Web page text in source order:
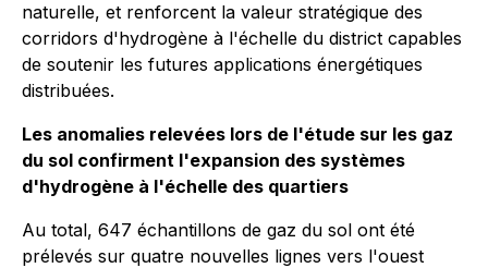
naturelle, et renforcent la valeur stratégique des
corridors d'hydrogène à l'échelle du district capables
de soutenir les futures applications énergétiques
distribuées.
Les anomalies relevées lors de l'étude sur les gaz
du sol confirment l'expansion des systèmes
d'hydrogène à l'échelle des quartiers
Au total, 647 échantillons de gaz du sol ont été
prélevés sur quatre nouvelles lignes vers l'ouest